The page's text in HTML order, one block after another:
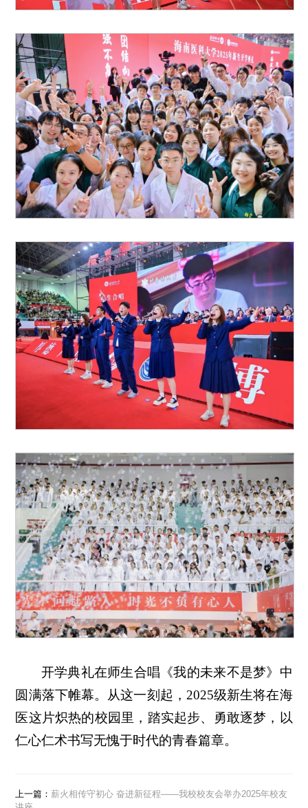
开学典礼在师生合唱《我的未来不是梦》中
圆满落下帷幕。从这一刻起，2025级新生将在海
医这片炽热的校园里，踏实起步、勇敢逐梦，以
仁心仁术书写无愧于时代的青春篇章。
上一篇：薪火相传守初心 奋进新征程——我校校友会举办2025年校友